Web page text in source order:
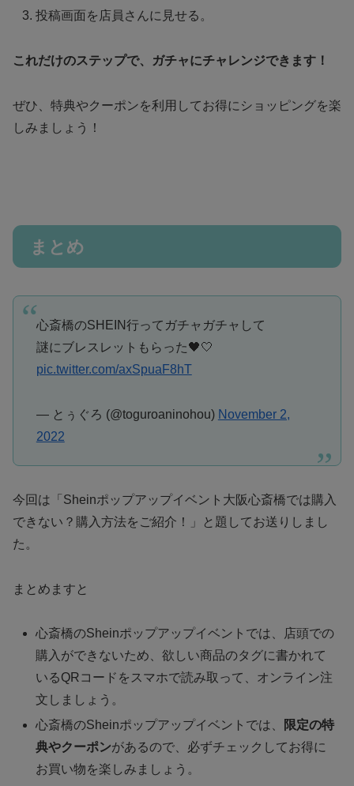
投稿画面を店員さんに見せる。
これだけのステップで、ガチャにチャレンジできます！
ぜひ、特典やクーポンを利用してお得にショッピングを楽
しみましょう！
まとめ
心斎橋のSHEIN行ってガチャガチャして
謎にブレスレットもらった🖤🤍
pic.twitter.com/axSpuaF8hT
— とぅぐろ (@toguroaninohou) November 2,
2022
今回は「Sheinポップアップイベント大阪心斎橋では購入
できない？購入方法をご紹介！」と題してお送りしまし
た。
まとめますと
心斎橋のSheinポップアップイベントでは、店頭での
購入ができないため、欲しい商品のタグに書かれて
いるQRコードをスマホで読み取って、オンライン注
文しましょう。
心斎橋のSheinポップアップイベントでは、
限定の特
典やクーポンがあるので、必ずチェックしてお得に
お買い物を楽しみましょう。